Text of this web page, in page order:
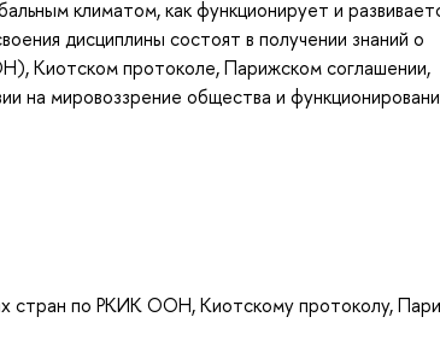
климатом, как функционирует и
дисциплины состоят в получении знаний о
Киотском протоколе, Парижском соглашении,
на мировоззрение общества и
стран по РКИК ООН, Киотскому протоколу,